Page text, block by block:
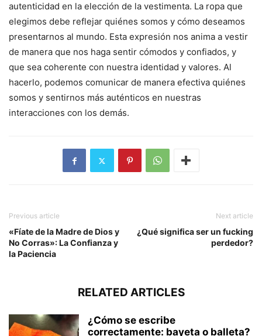
autenticidad en la elección de la vestimenta. La ropa que
elegimos debe reflejar quiénes somos y cómo deseamos
presentarnos al mundo. Esta expresión nos anima a vestir
de manera que nos haga sentir cómodos y confiados, y
que sea coherente con nuestra identidad y valores. Al
hacerlo, podemos comunicar de manera efectiva quiénes
somos y sentirnos más auténticos en nuestras
interacciones con los demás.
Previous article
«Fíate de la Madre de Dios y
No Corras»: La Confianza y
la Paciencia
Next article
¿Qué significa ser un fucking
perdedor?
RELATED ARTICLES
¿Cómo se escribe
correctamente: bayeta o balleta?